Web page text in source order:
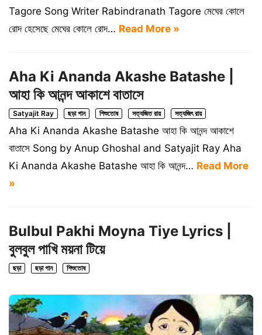
Tagore Song Writer Rabindranath Tagore মেঘের কোলে
রোদ হেসেছে মেঘের কোলে রোদ… Read More »
Aha Ki Ananda Akashe Batashe |
আহা কি আনন্দ আকাশে বাতাসে
Satyajit Ray ছড়া গান শিশুতোষ সত্যজিত রায় সত্যজিৎ রায়
Aha Ki Ananda Akashe Batashe আহা কি আনন্দ আকাশে
বাতাসে Song by Anup Ghoshal and Satyajit Ray Aha
Ki Ananda Akashe Batashe আহা কি আনন্দ… Read More
»
Bulbul Pakhi Moyna Tiye Lyrics |
বুলবুল পাখি ময়না টিয়ে
ছড়া ছড়া গান শিশুতোষ